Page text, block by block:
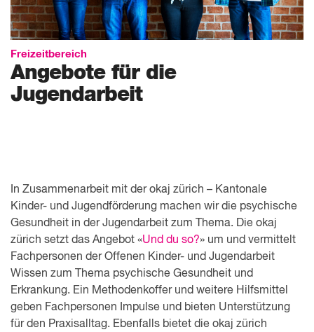
Freizeitbereich
Angebote für die
Jugendarbeit
In Zusammenarbeit mit der okaj zürich – Kantonale
Kinder- und Jugendförderung machen wir die psychische
Gesundheit in der Jugendarbeit zum Thema. Die okaj
zürich setzt das Angebot «Und du so?» um und vermittelt
Fachpersonen der Offenen Kinder- und Jugendarbeit
Wissen zum Thema psychische Gesundheit und
Erkrankung. Ein Methodenkoffer und weitere Hilfsmittel
geben Fachpersonen Impulse und bieten Unterstützung
für den Praxisalltag. Ebenfalls bietet die okaj zürich